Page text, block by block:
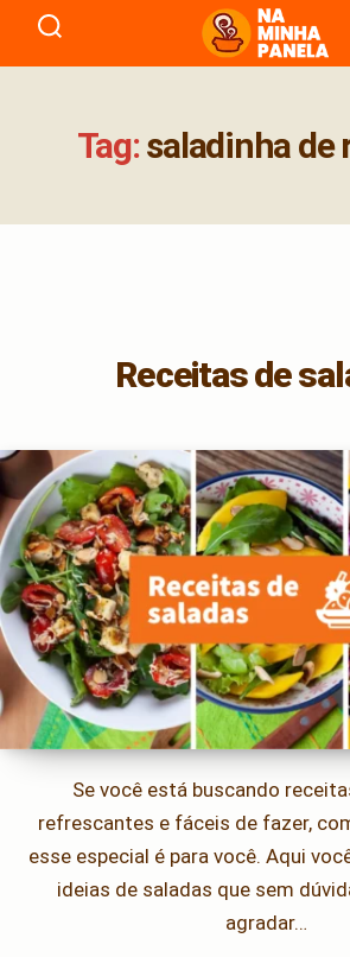
Tag: saladinha de
Receitas de
Se você está buscando
refrescantes e fáceis de fazer,
esse especial é para você. Aqui
ideias de saladas que sem
agradar…